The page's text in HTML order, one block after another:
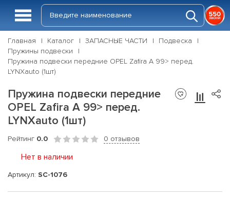
Главная Каталог ЗАПАСНЫЕ ЧАСТИ
Подвеска
Пружины подвески
Пружина подвески передние OPEL Zafira A 99> перед.
LYNXauto (1шт)
Пружина подвески передние
OPEL Zafira A 99> перед.
LYNXauto (1шт)
Рейтинг 0.0 0 отзывов
Нет в наличии
Артикул: SC-1076